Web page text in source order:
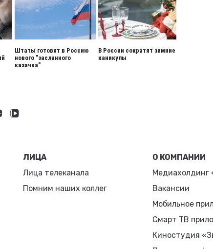
Штаты готовят в Россию
нового "засланного
казачка"
В России сократят зимние
каникулы
ЛИЦА
Лица телеканала
Помним наших коллег
О КОМПАНИИ
Медиахолдинг
Вакансии
Мобильное
Смарт ТВ
Киностудия